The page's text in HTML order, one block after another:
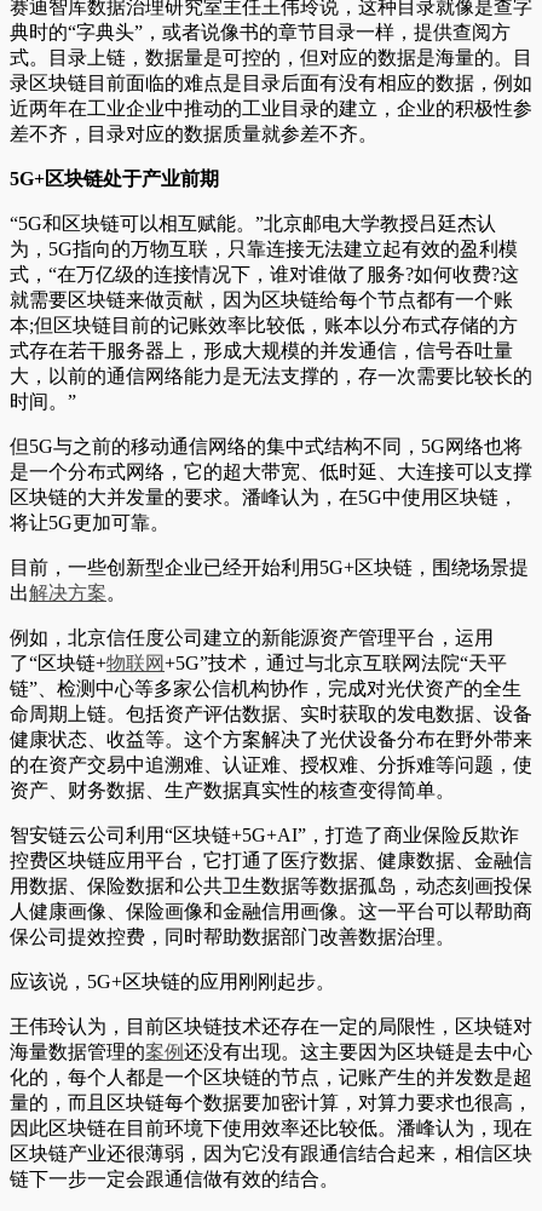
赛迪智库数据治理研究室主任王伟玲说，这种目录就像是查字
典时的“字典头”，或者说像书的章节目录一样，提供查阅方
式。目录上链，数据量是可控的，但对应的数据是海量的。目
录区块链目前面临的难点是目录后面有没有相应的数据，例如
近两年在工业企业中推动的工业目录的建立，企业的积极性参
差不齐，目录对应的数据质量就参差不齐。
5G+区块链处于产业前期
“5G和区块链可以相互赋能。”北京邮电大学教授吕廷杰认
为，5G指向的万物互联，只靠连接无法建立起有效的盈利模
式，“在万亿级的连接情况下，谁对谁做了服务?如何收费?这
就需要区块链来做贡献，因为区块链给每个节点都有一个账
本;但区块链目前的记账效率比较低，账本以分布式存储的方
式存在若干服务器上，形成大规模的并发通信，信号吞吐量
大，以前的通信网络能力是无法支撑的，存一次需要比较长的
时间。”
但5G与之前的移动通信网络的集中式结构不同，5G网络也将
是一个分布式网络，它的超大带宽、低时延、大连接可以支撑
区块链的大并发量的要求。潘峰认为，在5G中使用区块链，
将让5G更加可靠。
目前，一些创新型企业已经开始利用5G+区块链，围绕场景提
出解决方案。
例如，北京信任度公司建立的新能源资产管理平台，运用
了“区块链+物联网+5G”技术，通过与北京互联网法院“天平
链”、检测中心等多家公信机构协作，完成对光伏资产的全生
命周期上链。包括资产评估数据、实时获取的发电数据、设备
健康状态、收益等。这个方案解决了光伏设备分布在野外带来
的在资产交易中追溯难、认证难、授权难、分拆难等问题，使
资产、财务数据、生产数据真实性的核查变得简单。
智安链云公司利用“区块链+5G+AI”，打造了商业保险反欺诈
控费区块链应用平台，它打通了医疗数据、健康数据、金融信
用数据、保险数据和公共卫生数据等数据孤岛，动态刻画投保
人健康画像、保险画像和金融信用画像。这一平台可以帮助商
保公司提效控费，同时帮助数据部门改善数据治理。
应该说，5G+区块链的应用刚刚起步。
王伟玲认为，目前区块链技术还存在一定的局限性，区块链对
海量数据管理的案例还没有出现。这主要因为区块链是去中心
化的，每个人都是一个区块链的节点，记账产生的并发数是超
量的，而且区块链每个数据要加密计算，对算力要求也很高，
因此区块链在目前环境下使用效率还比较低。潘峰认为，现在
区块链产业还很薄弱，因为它没有跟通信结合起来，相信区块
链下一步一定会跟通信做有效的结合。